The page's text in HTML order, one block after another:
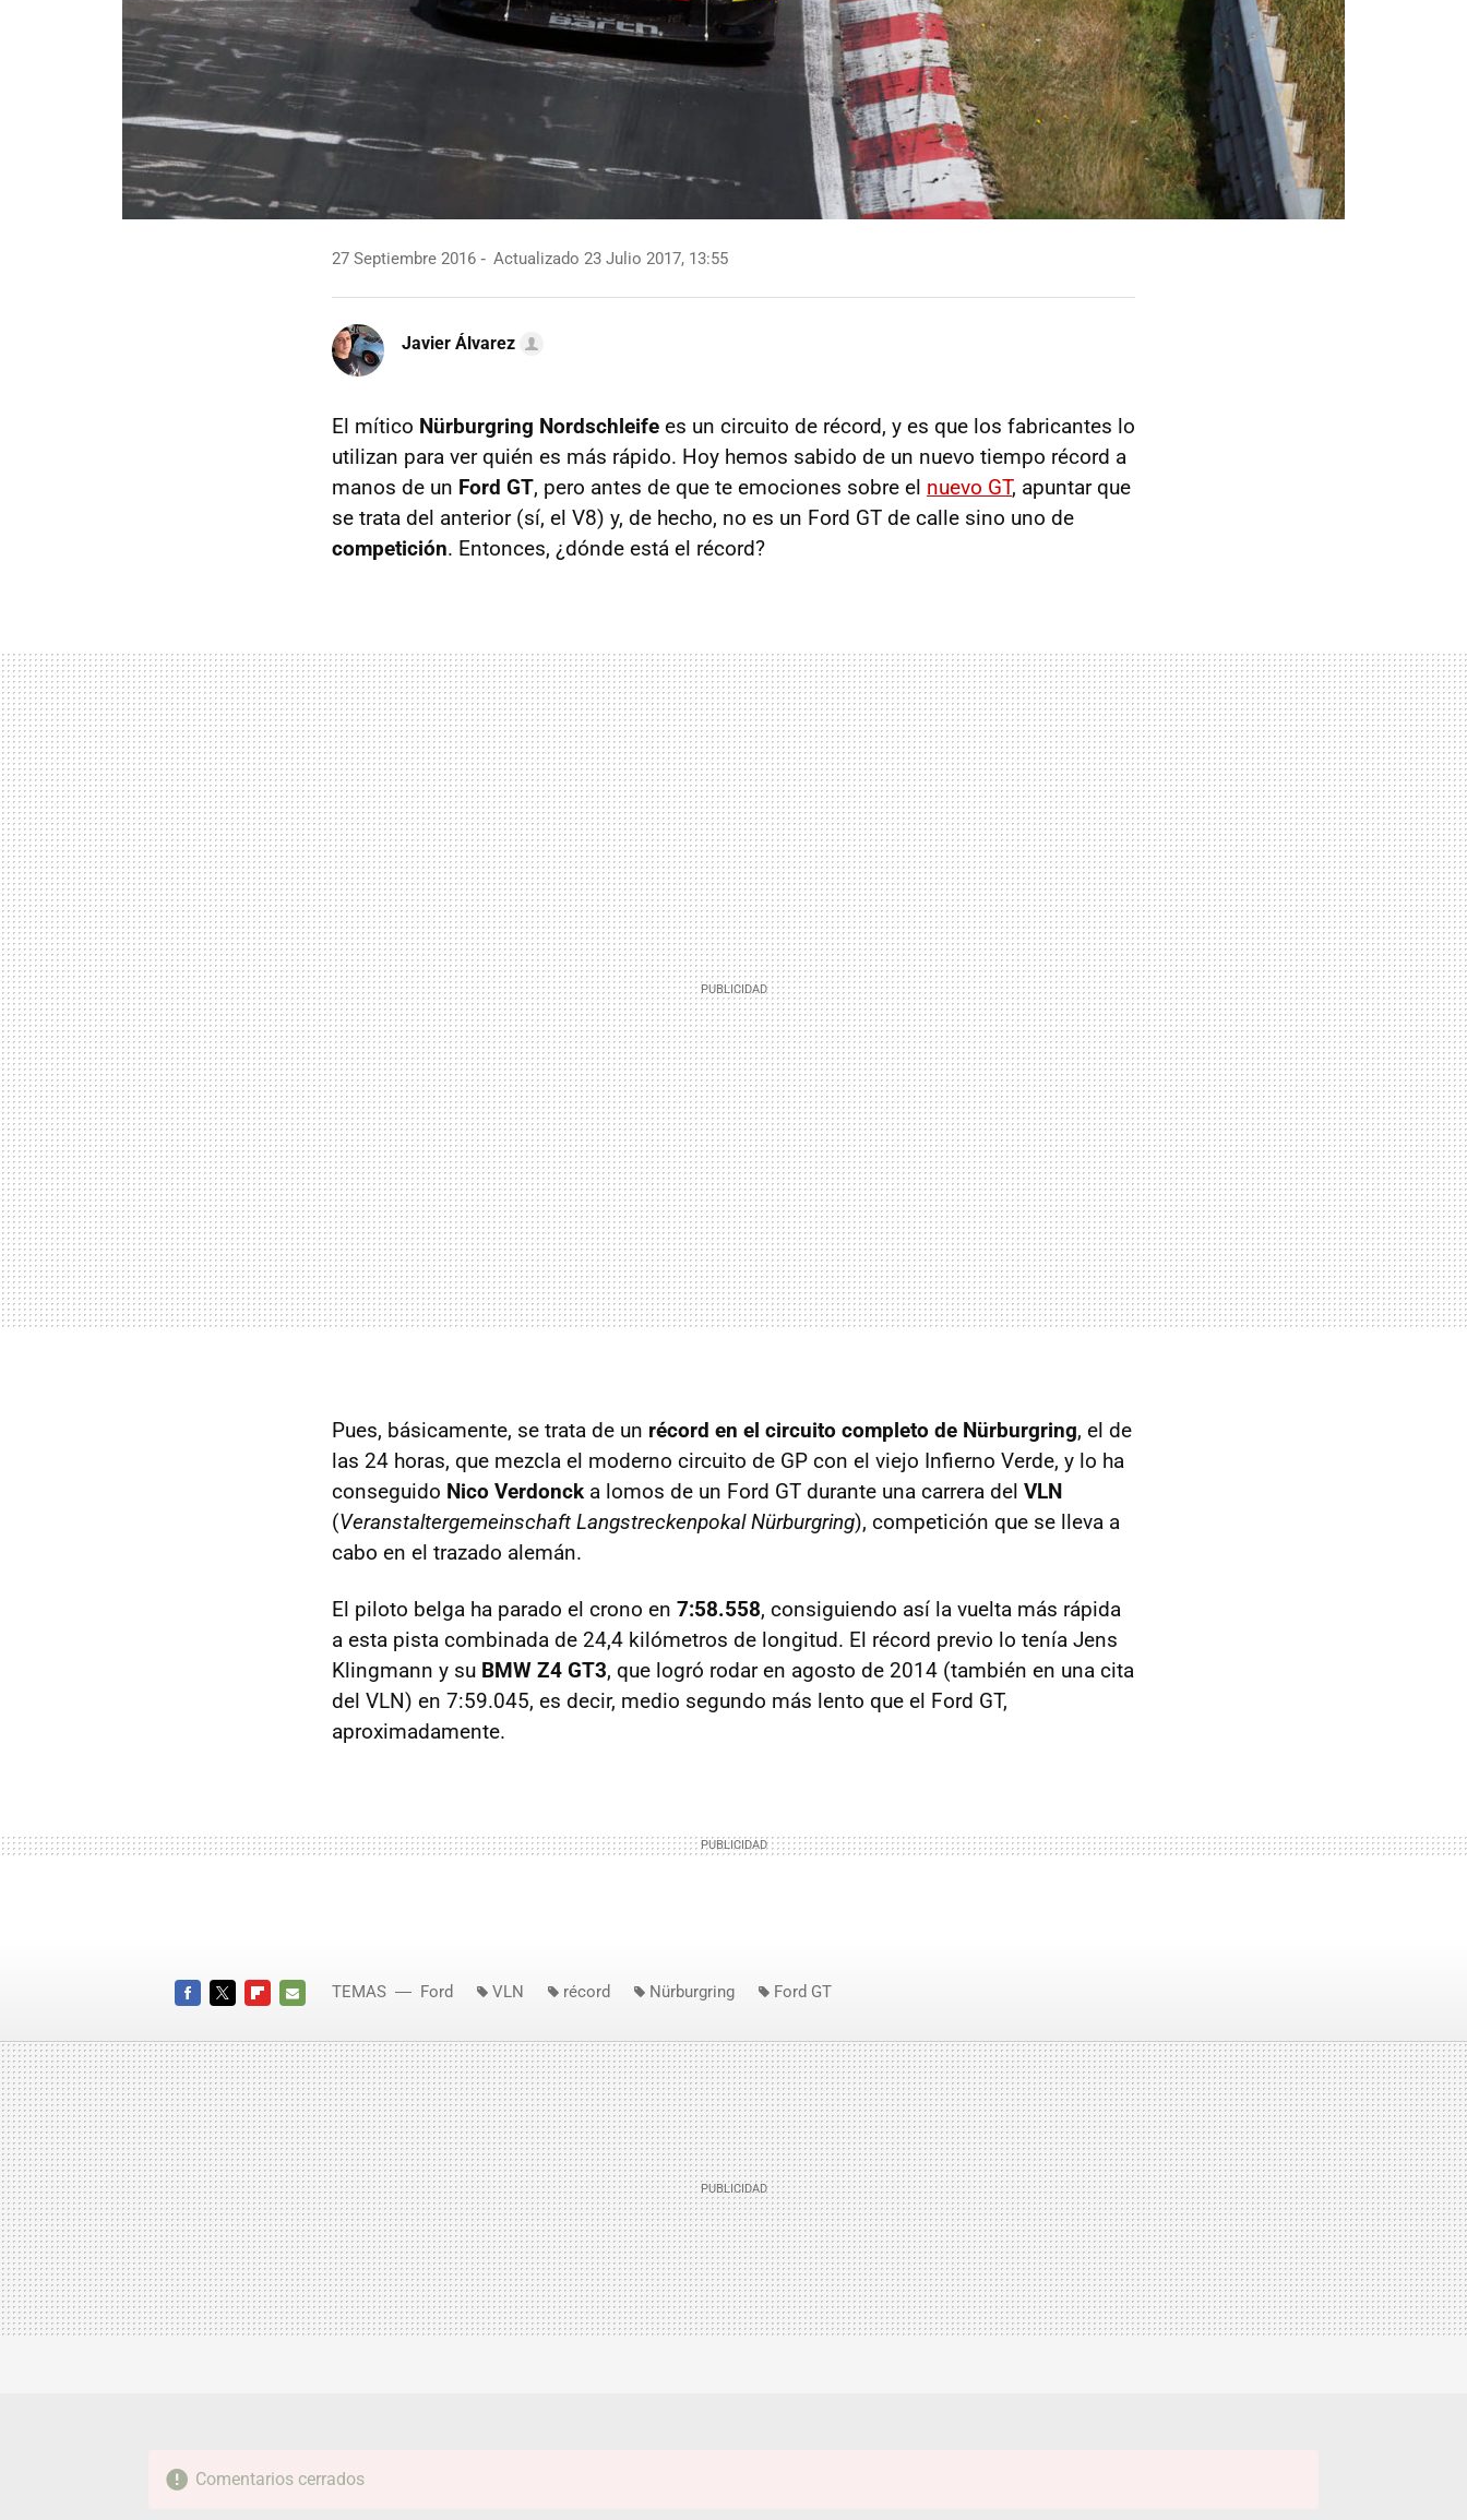
27 Septiembre 2016 Actualizado 23 Julio 2017, 13:55
Javier Álvarez
El mítico Nürburgring Nordschleife es un circuito de récord, y es que los fabricantes lo
utilizan para ver quién es más rápido. Hoy hemos sabido de un nuevo tiempo récord a
manos de un Ford GT, pero antes de que te emociones sobre el nuevo GT, apuntar que
se trata del anterior (sí, el V8) y, de hecho, no es un Ford GT de calle sino uno de
competición. Entonces, ¿dónde está el récord?
Pues, básicamente, se trata de un récord en el circuito completo de Nürburgring, el de
las 24 horas, que mezcla el moderno circuito de GP con el viejo Infierno Verde, y lo ha
conseguido Nico Verdonck a lomos de un Ford GT durante una carrera del VLN
(Veranstaltergemeinschaft Langstreckenpokal Nürburgring), competición que se lleva a
cabo en el trazado alemán.
El piloto belga ha parado el crono en 7:58.558, consiguiendo así la vuelta más rápida
a esta pista combinada de 24,4 kilómetros de longitud. El récord previo lo tenía Jens
Klingmann y su BMW Z4 GT3, que logró rodar en agosto de 2014 (también en una cita
del VLN) en 7:59.045, es decir, medio segundo más lento que el Ford GT,
aproximadamente.
MAIL
TEMAS Ford VLN récord Nürburgring Ford GT
Comentarios cerrados